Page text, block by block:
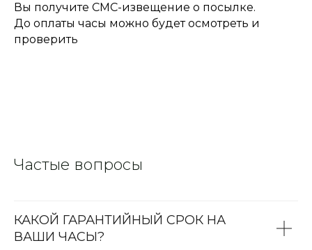
Вы получите СМС-извещение о посылке.
До оплаты часы можно будет осмотреть и
проверить
Частые вопросы
КАКОЙ ГАРАНТИЙНЫЙ СРОК НА
ВАШИ ЧАСЫ?